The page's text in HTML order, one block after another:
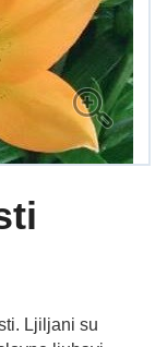
Ljiljani su